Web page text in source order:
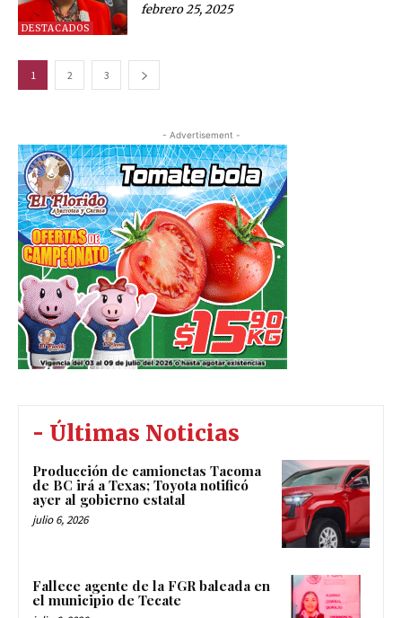
DESTACADOS
febrero 25, 2025
1 2 3
- Advertisement -
- Últimas Noticias
Producción de camionetas Tacoma
de BC irá a Texas; Toyota notificó
ayer al gobierno estatal
julio 6, 2026
Fallece agente de la FGR baleada en
el municipio de Tecate